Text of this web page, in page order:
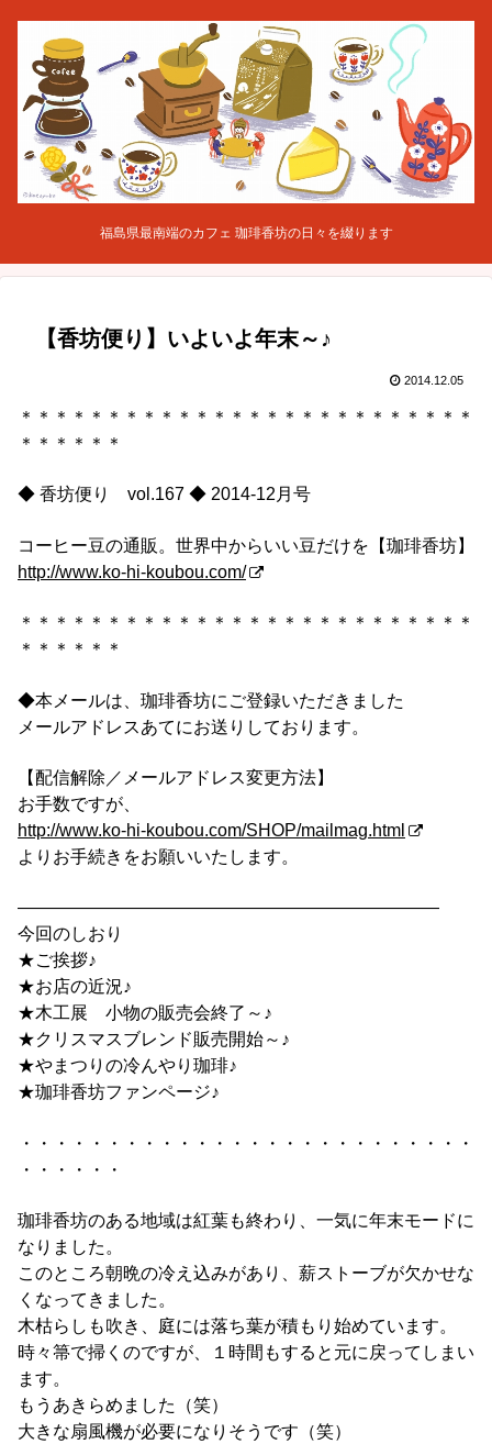
福島県最南端のカフェ 珈琲香坊の日々を綴ります
【香坊便り】いよいよ年末～♪
2014.12.05
＊＊＊＊＊＊＊＊＊＊＊＊＊＊＊＊＊＊＊＊＊＊＊＊＊＊
＊＊＊＊＊＊
◆ 香坊便り vol.167 ◆ 2014-12月号
コーヒー豆の通販。世界中からいい豆だけを【珈琲香坊】
http://www.ko-hi-koubou.com/
＊＊＊＊＊＊＊＊＊＊＊＊＊＊＊＊＊＊＊＊＊＊＊＊＊＊
＊＊＊＊＊＊
◆本メールは、珈琲香坊にご登録いただきました
メールアドレスあてにお送りしております。
【配信解除／メールアドレス変更方法】
お手数ですが、
http://www.ko-hi-koubou.com/SHOP/mailmag.html
よりお手続きをお願いいたします。
————————————————————————
今回のしおり
★ご挨拶♪
★お店の近況♪
★木工展 小物の販売会終了～♪
★クリスマスブレンド販売開始～♪
★やまつりの冷んやり珈琲♪
★珈琲香坊ファンページ♪
・・・・・・・・・・・・・・・・・・・・・・・・・・
・・・・・・
珈琲香坊のある地域は紅葉も終わり、一気に年末モードに
なりました。
このところ朝晩の冷え込みがあり、薪ストーブが欠かせな
くなってきました。
木枯らしも吹き、庭には落ち葉が積もり始めています。
時々箒で掃くのですが、１時間もすると元に戻ってしまい
ます。
もうあきらめました（笑）
大きな扇風機が必要になりそうです（笑）